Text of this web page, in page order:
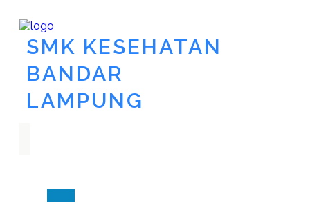
SMK KESEHATAN
BANDAR
LAMPUNG